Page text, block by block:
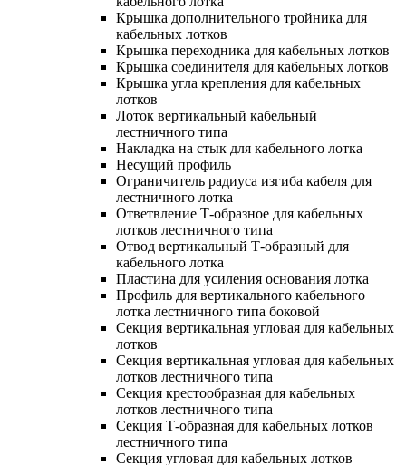
Крышка дополнительного тройника для
кабельных лотков
Крышка переходника для кабельных лотков
Крышка соединителя для кабельных лотков
Крышка угла крепления для кабельных
лотков
Лоток вертикальный кабельный
лестничного типа
Накладка на стык для кабельного лотка
Несущий профиль
Ограничитель радиуса изгиба кабеля для
лестничного лотка
Ответвление Т-образное для кабельных
лотков лестничного типа
Отвод вертикальный Т-образный для
кабельного лотка
Пластина для усиления основания лотка
Профиль для вертикального кабельного
лотка лестничного типа боковой
Секция вертикальная угловая для кабельных
лотков
Секция вертикальная угловая для кабельных
лотков лестничного типа
Секция крестообразная для кабельных
лотков лестничного типа
Секция Т-образная для кабельных лотков
лестничного типа
Секция угловая для кабельных лотков